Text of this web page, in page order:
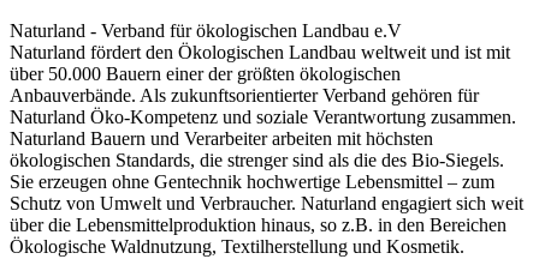
Naturland - Verband für ökologischen Landbau e.V
Naturland fördert den Ökologischen Landbau weltweit und ist mit
über 50.000 Bauern einer der größten ökologischen
Anbauverbände. Als zukunftsorientierter Verband gehören für
Naturland Öko-Kompetenz und soziale Verantwortung zusammen.
Naturland Bauern und Verarbeiter arbeiten mit höchsten
ökologischen Standards, die strenger sind als die des Bio-Siegels.
Sie erzeugen ohne Gentechnik hochwertige Lebensmittel – zum
Schutz von Umwelt und Verbraucher. Naturland engagiert sich weit
über die Lebensmittelproduktion hinaus, so z.B. in den Bereichen
Ökologische Waldnutzung, Textilherstellung und Kosmetik.